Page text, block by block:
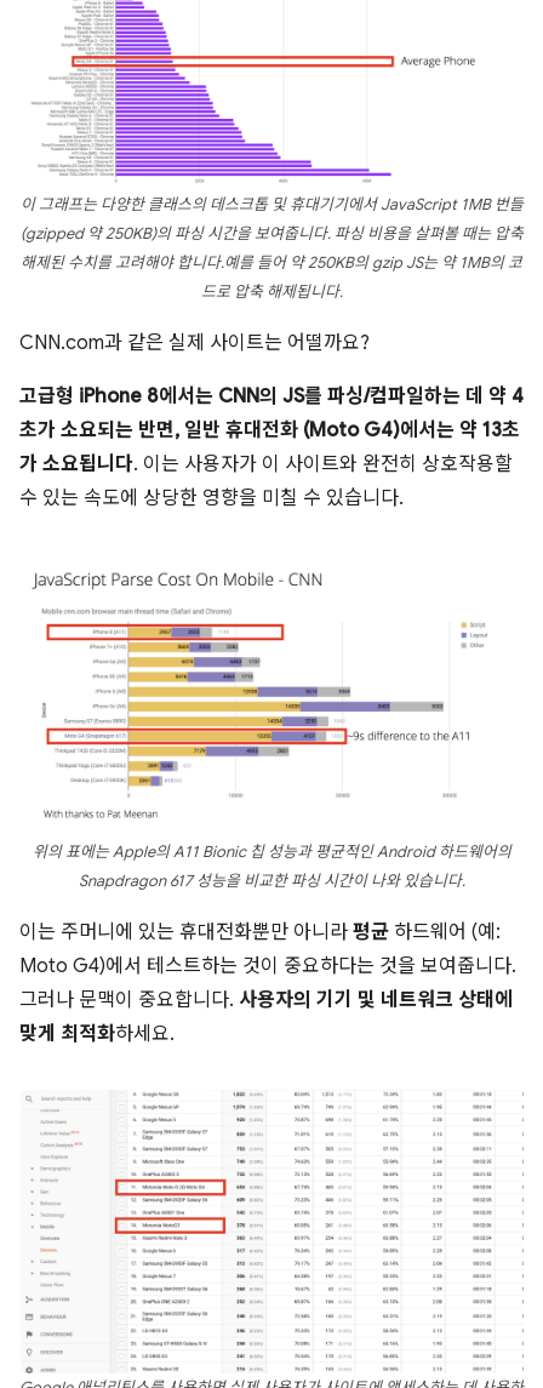
이 그래프는 다양한 클래스의 데스크톱 및 휴대기기에서 JavaScript 1MB 번들
(gzipped 약 250KB)의 파싱 시간을 보여줍니다. 파싱 비용을 살펴볼 때는 압축
해제된 수치를 고려해야 합니다.예를 들어 약 250KB의 gzip JS는 약 1MB의 코
드로 압축 해제됩니다.
CNN.com과 같은 실제 사이트는 어떨까요?
고급형 iPhone 8에서는 CNN의 JS를 파싱/컴파일하는 데 약 4
초가 소요되는 반면, 일반 휴대전화 (Moto G4)에서는 약 13초
가 소요됩니다. 이는 사용자가 이 사이트와 완전히 상호작용할
수 있는 속도에 상당한 영향을 미칠 수 있습니다.
위의 표에는 Apple의 A11 Bionic 칩 성능과 평균적인 Android 하드웨어의
Snapdragon 617 성능을 비교한 파싱 시간이 나와 있습니다.
이는 주머니에 있는 휴대전화뿐만 아니라 평균 하드웨어 (예:
Moto G4)에서 테스트하는 것이 중요하다는 것을 보여줍니다.
그러나 문맥이 중요합니다. 사용자의 기기 및 네트워크 상태에
맞게 최적화하세요.